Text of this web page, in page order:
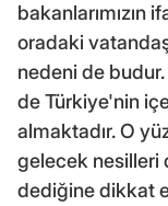
bakanlarımızın
oradaki
nedeni de
de Türkiye'nin
almaktadır. O
gelecek nesilleri
dediğine dikkat